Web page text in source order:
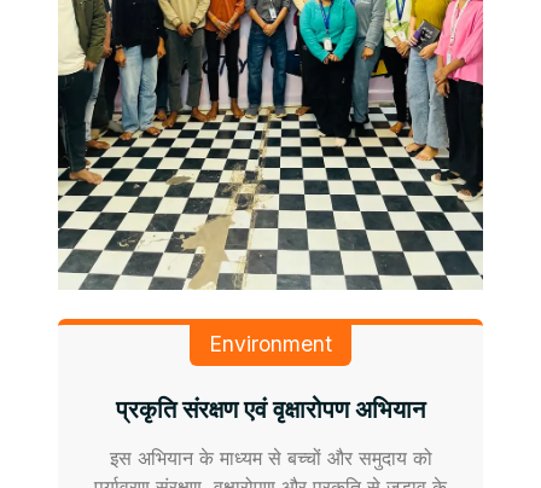
Environment
प्रकृति संरक्षण एवं वृक्षारोपण अभियान
इस अभियान के माध्यम से बच्चों और समुदाय को